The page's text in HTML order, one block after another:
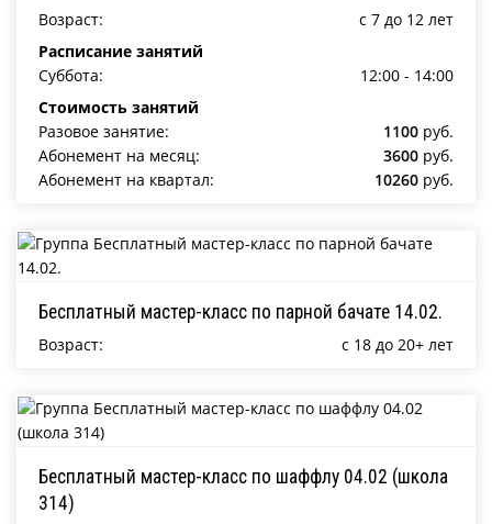
Возраст:
c 7 до 12 лет
Расписание занятий
Суббота:
12:00 - 14:00
Стоимость занятий
Разовое занятие:
1100 руб.
Абонемент на месяц:
3600 руб.
Абонемент на квартал:
10260 руб.
Бесплатный мастер-класс по парной бачате 14.02.
Возраст: c 18 до 20+ лет
Бесплатный мастер-класс по шаффлу 04.02 (школа
314)